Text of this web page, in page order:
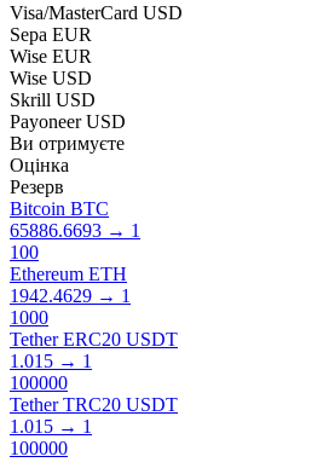
Visa/MasterCard USD
Sepa EUR
Wise EUR
Wise USD
Skrill USD
Payoneer USD
Ви отримуєте
Оцінка
Резерв
Bitcoin BTC
65886.6693 → 1
100
Ethereum ETH
1942.4629 → 1
1000
Tether ERC20 USDT
1.015 → 1
100000
Tether TRC20 USDT
1.015 → 1
100000